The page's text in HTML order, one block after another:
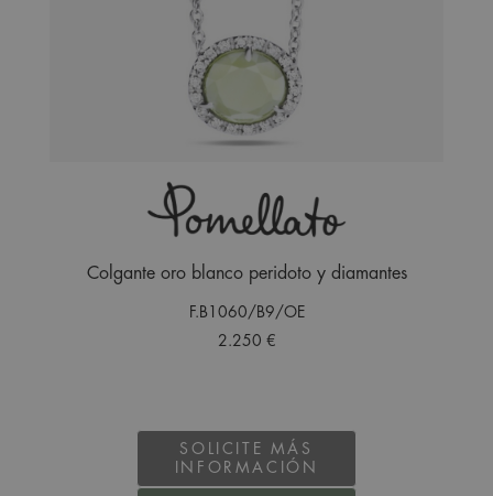
Colgante oro blanco peridoto y diamantes
F.B1060/B9/OE
2.250 €
SOLICITE MÁS
INFORMACIÓN